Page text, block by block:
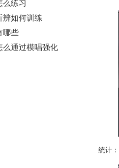
么练习
辨如何训练
哪些
么通过模唱强化
统计